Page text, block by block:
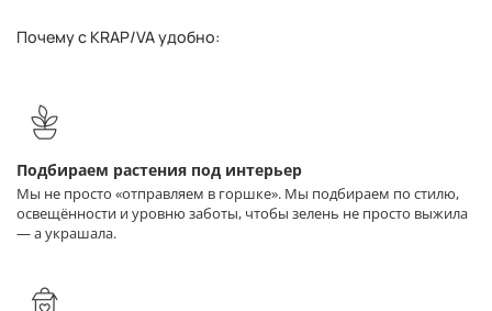
Почему с KRAP/VA удобно:
Подбираем растения под интерьер
Мы не просто «отправляем в горшке». Мы подбираем по стилю,
освещённости и уровню заботы, чтобы зелень не просто выжила
— а украшала.